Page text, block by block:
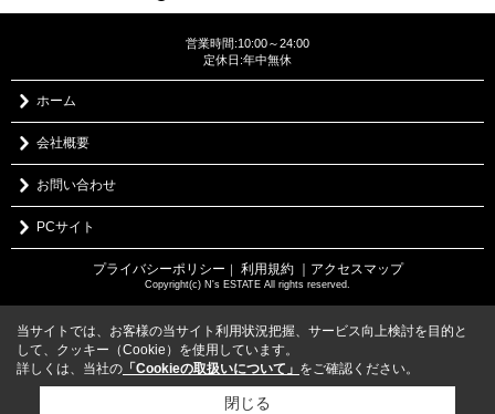
営業時間:10:00～24:00
定休日:年中無休
ホーム
会社概要
お問い合わせ
PCサイト
プライバシーポリシー ｜ 利用規約 ｜アクセスマップ
Copyright(c) N's ESTATE All rights reserved.
当サイトでは、お客様の当サイト利用状況把握、サービス向上検討を目的と
して、クッキー（Cookie）を使用しています。
詳しくは、当社の 「Cookieの取扱いについて」 をご確認ください。
閉じる